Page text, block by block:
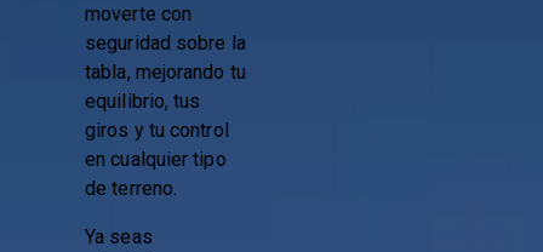
moverte con
seguridad sobre la
tabla, mejorando tu
equilibrio, tus
giros y tu control
en cualquier tipo
de terreno.
Ya seas